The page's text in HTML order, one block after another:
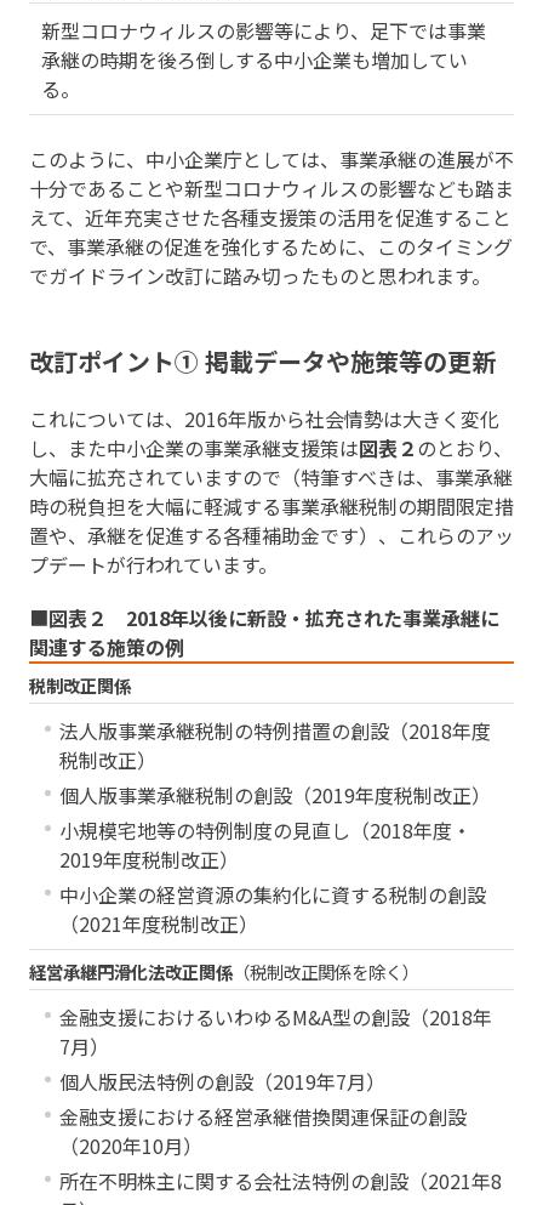
新型コロナウィルスの影響等により、足下では事業
承継の時期を後ろ倒しする中小企業も増加してい
る。
このように、中小企業庁としては、事業承継の進展が不
十分であることや新型コロナウィルスの影響なども踏ま
えて、近年充実させた各種支援策の活用を促進すること
で、事業承継の促進を強化するために、このタイミング
でガイドライン改訂に踏み切ったものと思われます。
改訂ポイント① 掲載データや施策等の更新
これについては、2016年版から社会情勢は大きく変化
し、また中小企業の事業承継支援策は図表２ のとおり、
大幅に拡充されていますので（特筆すべきは、事業承継
時の税負担を大幅に軽減する事業承継税制の期間限定措
置や、承継を促進する各種補助金です）、これらのアッ
プデートが行われています。
■図表２ 2018年以後に新設・拡充された事業承継に
関連する施策の例
税制改正関係
法人版事業承継税制の特例措置の創設（2018年度
税制改正）
個人版事業承継税制の創設（2019年度税制改正）
小規模宅地等の特例制度の見直し（2018年度・
2019年度税制改正）
中小企業の経営資源の集約化に資する税制の創設
（2021年度税制改正）
経営承継円滑化法改正関係（税制改正関係を除く）
金融支援におけるいわゆるM&A型の創設（2018年
7月）
個人版民法特例の創設（2019年7月）
金融支援における経営承継借換関連保証の創設
（2020年10月）
所在不明株主に関する会社法特例の創設（2021年8